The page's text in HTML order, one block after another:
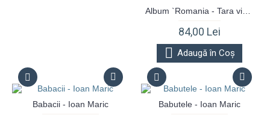
Album `Romania - Tara vinului`
84,00 Lei
Adaugă în Coş
Babacii - Ioan Maric Babutele - Ioan Maric